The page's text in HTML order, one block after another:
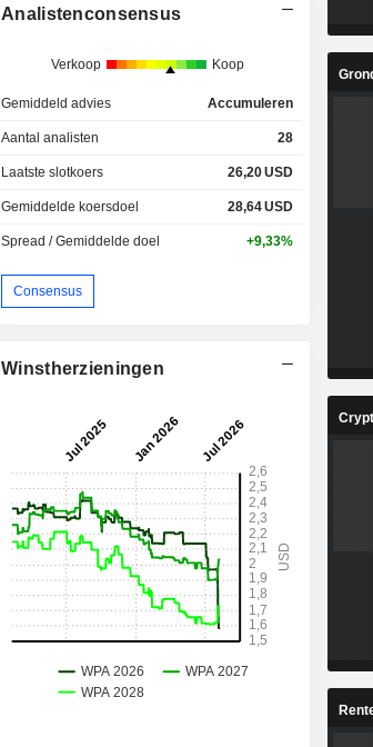
Analistenconsensus
Verkoop Koop
Gemiddeld advies Accumuleren
Aantal analisten 28
Laatste slotkoers 26,20USD
Gemiddelde koersdoel 28,64USD
Spread / Gemiddelde doel +9,33%
Consensus
Winstherzieningen